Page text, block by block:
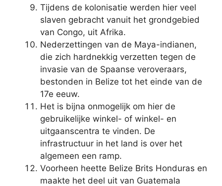
Tijdens de kolonisatie werden hier veel
slaven gebracht vanuit het grondgebied
van Congo, uit Afrika.
Nederzettingen van de Maya-indianen,
die zich hardnekkig verzetten tegen de
invasie van de Spaanse veroveraars,
bestonden in Belize tot het einde van de
17e eeuw.
Het is bijna onmogelijk om hier de
gebruikelijke winkel- of winkel- en
uitgaanscentra te vinden. De
infrastructuur in het land is over het
algemeen een ramp.
Voorheen heette Belize Brits Honduras en
maakte het deel uit van Guatemala